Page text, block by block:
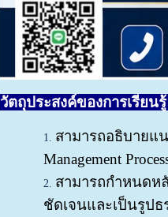
วัตถุประสงค์ของการเรียน
สามารถอธิบายแ
Management
สามารถกำหนดห
ชัดเจนและเป็นรูปธ